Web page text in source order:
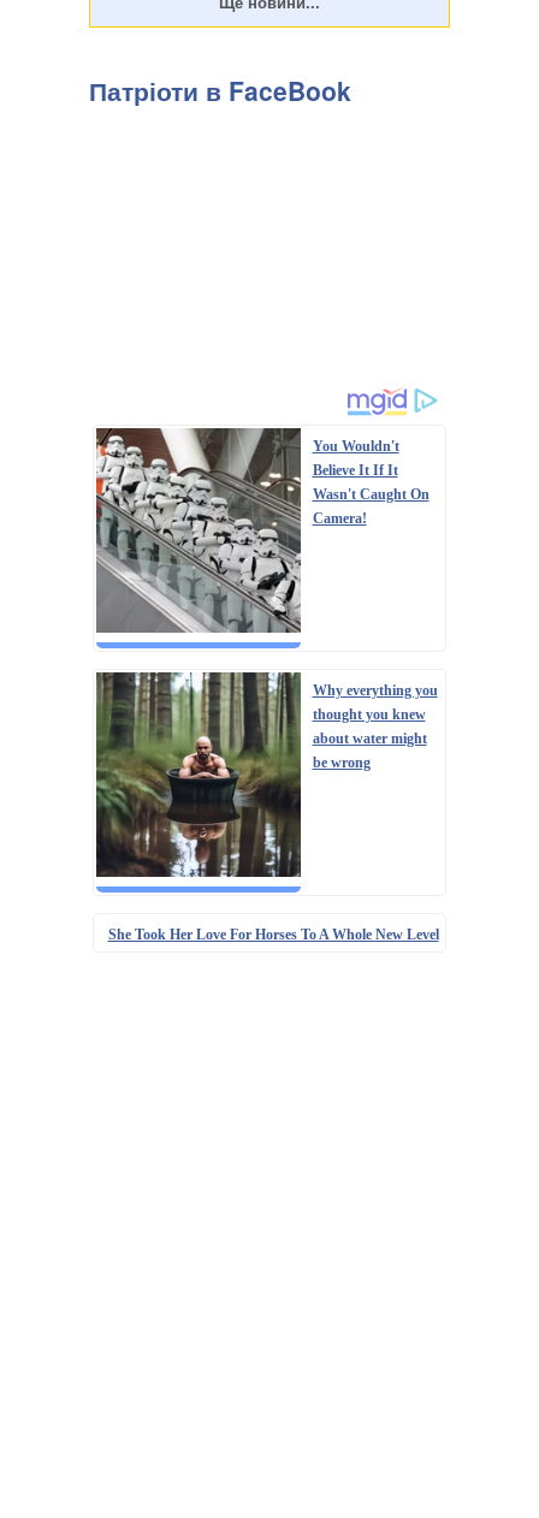
Патріоти в FaceBook
You Wouldn't
Believe It If It
Wasn't Caught On
Camera!
Why everything you
thought you knew
about water might
be wrong
She Took Her Love For Horses To A Whole New Level